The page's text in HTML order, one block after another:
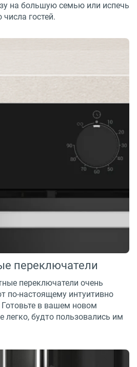
на большую семью или испечь
гостей.
переключатели
переключатели очень
по-настоящему интуитивно
в вашем новом
будто пользовались им